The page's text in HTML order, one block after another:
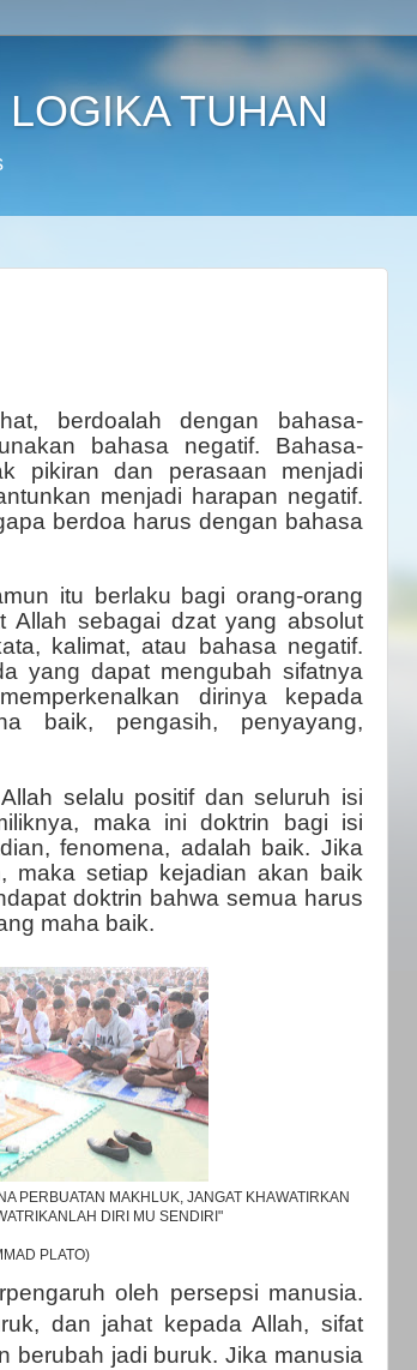
TUHAN
berdoalah dengan bahasa-
bahasa negatif. Bahasa-
pikiran dan perasaan menjadi
menjadi harapan negatif.
berdoa harus dengan bahasa
itu berlaku bagi orang-orang
Allah sebagai dzat yang absolut
kalimat, atau bahasa negatif.
yang dapat mengubah sifatnya
dirinya kepada
baik, pengasih, penyayang,
selalu positif dan seluruh isi
maka ini doktrin bagi isi
fenomena, adalah baik. Jika
maka setiap kejadian akan baik
doktrin bahwa semua harus
maha baik.
PERBUATAN MAKHLUK, JANGAT KHAWATIRKAN
DIRI MU SENDIRI"
PLATO)
oleh persepsi manusia.
dan jahat kepada Allah, sifat
berubah jadi buruk. Jika manusia